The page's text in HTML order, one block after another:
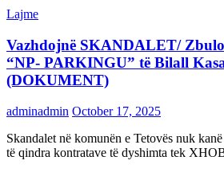
Lajme
Vazhdojnë SKANDALET/
“NP- PARKINGU” të Bilall
(DOKUMENT)
adminadmin October 17, 2025
Skandalet në komunën e Tetovës nuk
të qindra kontratave të dyshimta tek